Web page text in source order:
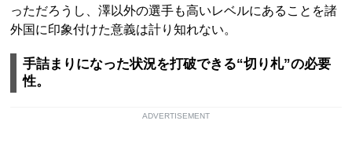
っただろうし、澤以外の選手も高いレベルにあることを諸
外国に印象付けた意義は計り知れない。
手詰まりになった状況を打破できる“切り札”の必要
性。
ADVERTISEMENT